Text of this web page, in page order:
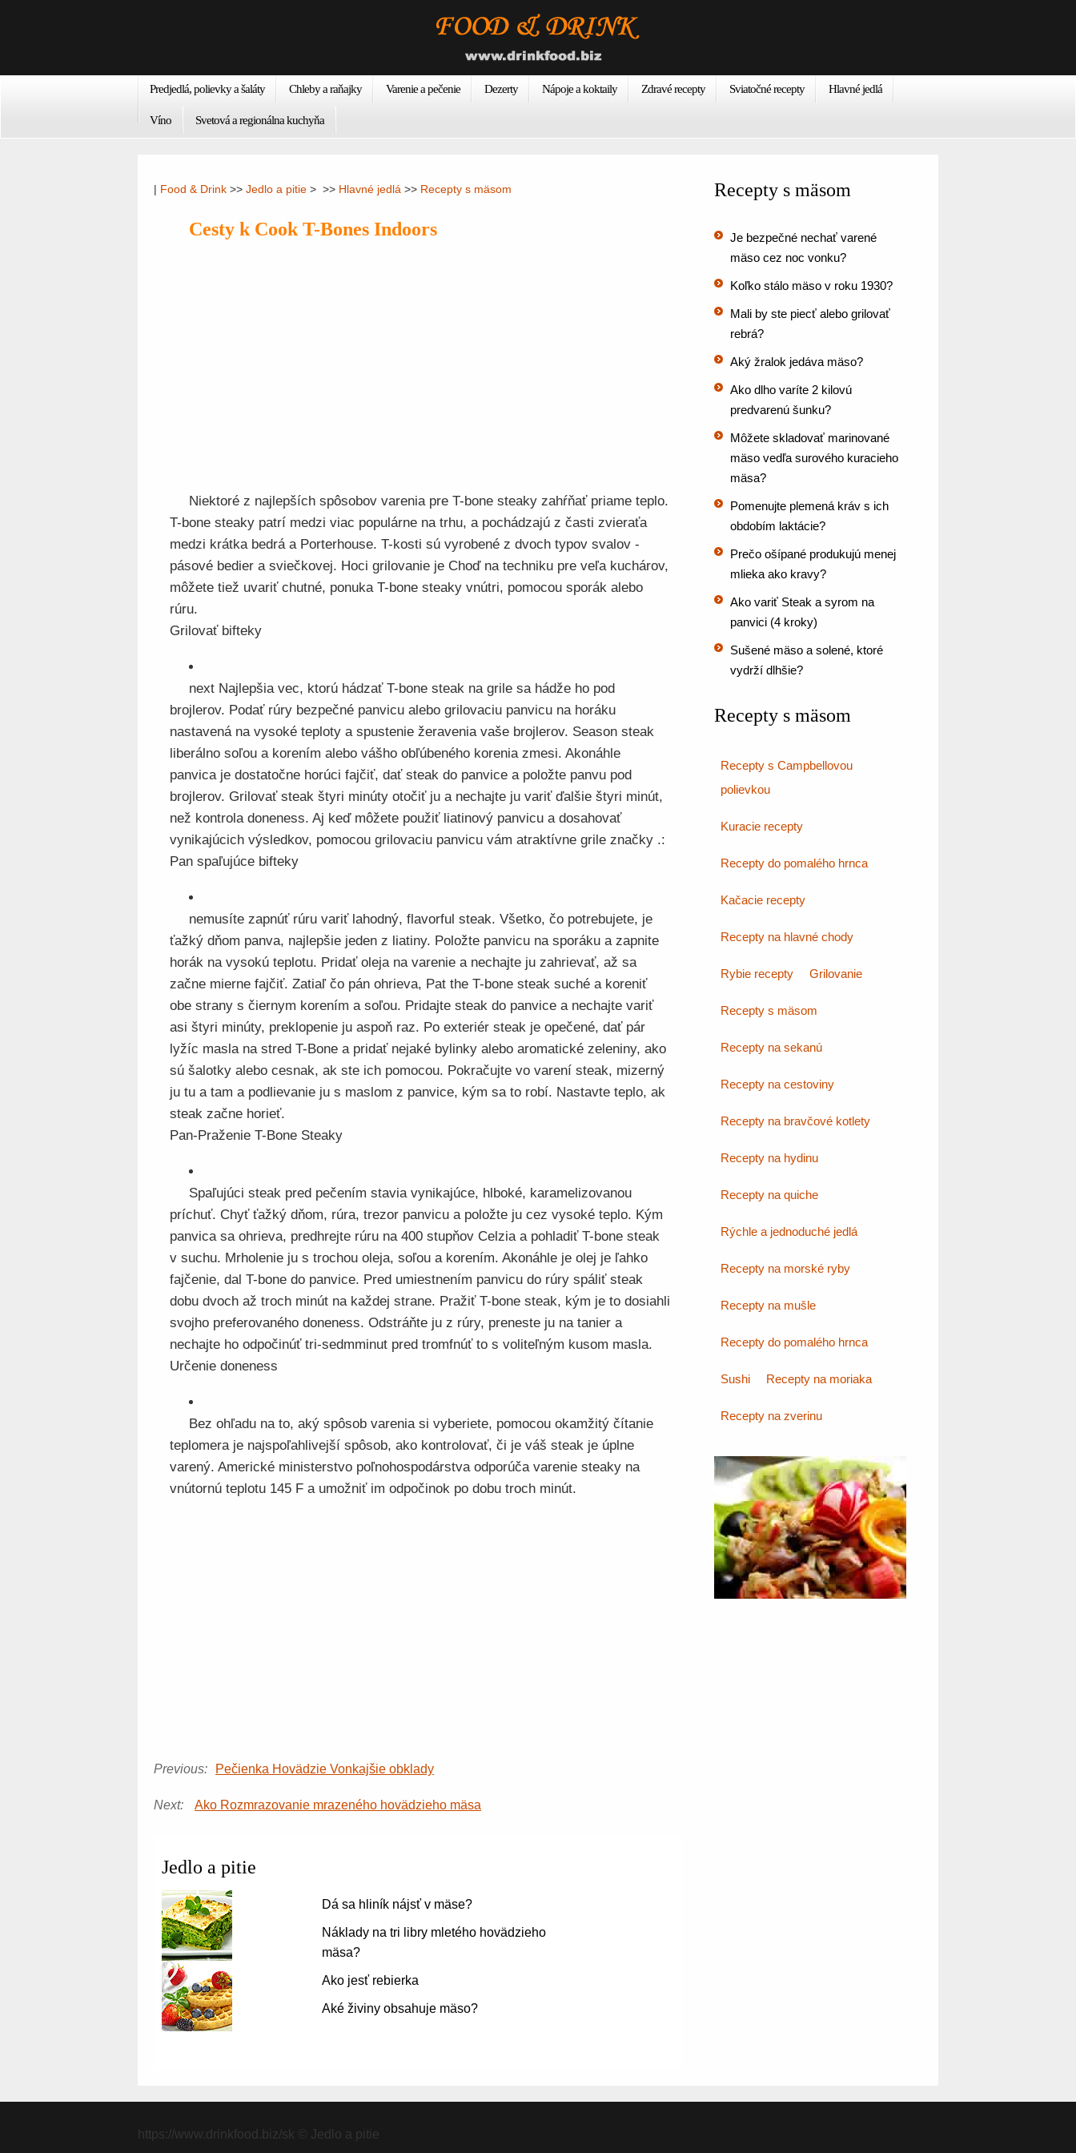
Predjedlá, polievky a šaláty Chleby a raňajky Varenie a pečenie Dezerty Nápoje a koktaily Zdravé recepty Sviatočné recepty Hlavné jedlá
Víno Svetová a regionálna kuchyňa
| Food & Drink >> Jedlo a pitie > >> Hlavné jedlá >> Recepty s mäsom
Cesty k Cook T-Bones Indoors
Niektoré z najlepších spôsobov varenia pre T-bone steaky zahŕňať priame teplo.
T-bone steaky patrí medzi viac populárne na trhu, a pochádzajú z časti zvieraťa
medzi krátka bedrá a Porterhouse. T-kosti sú vyrobené z dvoch typov svalov -
pásové bedier a sviečkovej. Hoci grilovanie je Choď na techniku ​​pre veľa kuchárov,
môžete tiež uvariť chutné, ponuka T-bone steaky vnútri, pomocou sporák alebo
rúru.
Grilovať bifteky
next Najlepšia vec, ktorú hádzať T-bone steak na grile sa hádže ho pod
brojlerov. Podať rúry bezpečné panvicu alebo grilovaciu panvicu na horáku
nastavená na vysoké teploty a spustenie žeravenia vaše brojlerov. Season steak
liberálno soľou a korením alebo vášho obľúbeného korenia zmesi. Akonáhle
panvica je dostatočne horúci fajčiť, dať steak do panvice a položte panvu pod
brojlerov. Grilovať steak štyri minúty otočiť ju a nechajte ju variť ďalšie štyri minút,
než kontrola doneness. Aj keď môžete použiť liatinový panvicu a dosahovať
vynikajúcich výsledkov, pomocou grilovaciu panvicu vám atraktívne grile značky .:
Pan spaľujúce bifteky
nemusíte zapnúť rúru variť lahodný, flavorful steak. Všetko, čo potrebujete, je
ťažký dňom panva, najlepšie jeden z liatiny. Položte panvicu na sporáku a zapnite
horák na vysokú teplotu. Pridať oleja na varenie a nechajte ju zahrievať, až sa
začne mierne fajčiť. Zatiaľ čo pán ohrieva, Pat the T-bone steak suché a koreniť
obe strany s čiernym korením a soľou. Pridajte steak do panvice a nechajte variť
asi štyri minúty, preklopenie ju aspoň raz. Po exteriér steak je opečené, dať pár
lyžíc masla na stred T-Bone a pridať nejaké bylinky alebo aromatické zeleniny, ako
sú šalotky alebo cesnak, ak ste ich pomocou. Pokračujte vo varení steak, mizerný
ju tu a tam a podlievanie ju s maslom z panvice, kým sa to robí. Nastavte teplo, ak
steak začne horieť.
Pan-Praženie T-Bone Steaky
Spaľujúci steak pred pečením stavia vynikajúce, hlboké, karamelizovanou
príchuť. Chyť ťažký dňom, rúra, trezor panvicu a položte ju cez vysoké teplo. Kým
panvica sa ohrieva, predhrejte rúru na 400 stupňov Celzia a pohladiť T-bone steak
v suchu. Mrholenie ju s trochou oleja, soľou a korením. Akonáhle je olej je ľahko
fajčenie, dal T-bone do panvice. Pred umiestnením panvicu do rúry spáliť steak
dobu dvoch až troch minút na každej strane. Pražiť T-bone steak, kým je to dosiahli
svojho preferovaného doneness. Odstráňte ju z rúry, preneste ju na tanier a
nechajte ho odpočinúť tri-sedmminut pred tromfnúť to s voliteľným kusom masla.
Určenie doneness
Bez ohľadu na to, aký spôsob varenia si vyberiete, pomocou okamžitý čítanie
teplomera je najspoľahlivejší spôsob, ako kontrolovať, či je váš steak je úplne
varený. Americké ministerstvo poľnohospodárstva odporúča varenie steaky na
vnútornú teplotu 145 F a umožniť im odpočinok po dobu troch minút.
Previous: Pečienka Hovädzie Vonkajšie obklady
Next: Ako Rozmrazovanie mrazeného hovädzieho mäsa
Jedlo a pitie
Dá sa hliník nájsť v mäse?
Náklady na tri libry mletého hovädzieho
mäsa?
Ako jesť rebierka
Aké živiny obsahuje mäso?
Recepty s mäsom
Je bezpečné nechať varené
mäso cez noc vonku?
Koľko stálo mäso v roku 1930?
Mali by ste piecť alebo grilovať
rebrá?
Aký žralok jedáva mäso?
Ako dlho varíte 2 kilovú
predvarenú šunku?
Môžete skladovať marinované
mäso vedľa surového kuracieho
mäsa?
Pomenujte plemená kráv s ich
obdobím laktácie?
Prečo ošípané produkujú menej
mlieka ako kravy?
Ako variť Steak a syrom na
panvici (4 kroky)
Sušené mäso a solené, ktoré
vydrží dlhšie?
Recepty s mäsom
Recepty s Campbellovou
polievkou
Kuracie recepty
Recepty do pomalého hrnca
Kačacie recepty
Recepty na hlavné chody
Rybie recepty Grilovanie
Recepty s mäsom
Recepty na sekanú
Recepty na cestoviny
Recepty na bravčové kotlety
Recepty na hydinu
Recepty na quiche
Rýchle a jednoduché jedlá
Recepty na morské ryby
Recepty na mušle
Recepty do pomalého hrnca
Sushi Recepty na moriaka
Recepty na zverinu
https://www.drinkfood.biz/sk © Jedlo a pitie